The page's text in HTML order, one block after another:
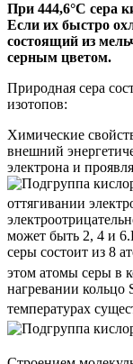
При 444,6°С сера
Если их быстро
состоящий из
серным цветом.
Природная сера
изотопов:
Химические
внешний
электрона и
оттягивании
может быть 2, 4 и
серы состоит из 8
этом атомы серы в
нагревании кольцо
температурах